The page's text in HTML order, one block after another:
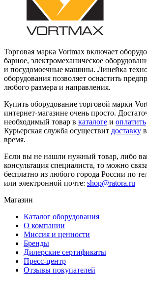
Торговая марка Vortmax включает
барное, электромеханическое
и посудомоечные машины. Линейка
оборудования позволяет оснастить
любого размера и направления.
Купить оборудование торговой марки
интернет-магазине очень просто.
необходимый товар в каталоге и оплатить
Курьерская служба осуществит доставку
время.
Если вы не нашли нужный товар, либо
консультация специалиста, то можно
бесплатно из любого города России по
или электронной почте: shop@ratora.ru
Магазин
Каталог оборудования
О компании
Миссия и ценности
Бренды
Дилерские сертификаты
Пресс-центр
Отзывы покупателей